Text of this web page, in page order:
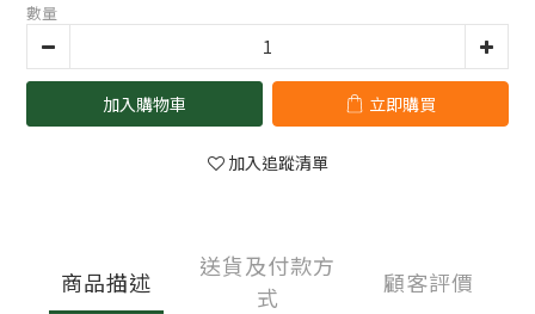
數量
加入購物車 立即購買
加入追蹤清單
商品描述
送貨及付款方
式
顧客評價